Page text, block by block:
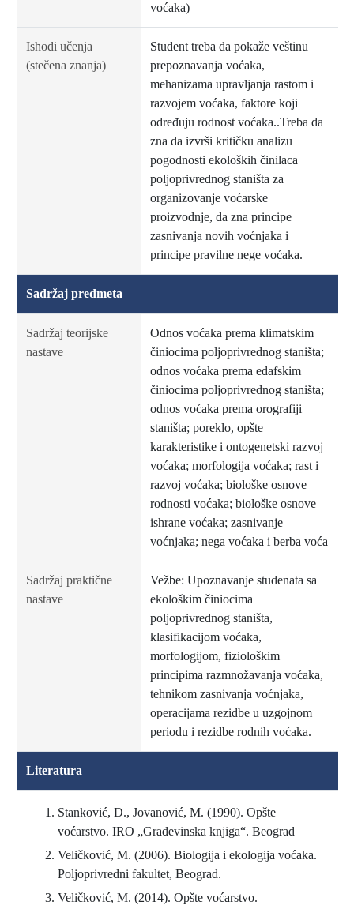
voćaka)
Ishodi učenja
(stečena znanja)
Student treba da pokaže veštinu
prepoznavanja voćaka,
mehanizama upravljanja rastom i
razvojem voćaka, faktore koji
određuju rodnost voćaka..Treba da
zna da izvrši kritičku analizu
pogodnosti ekoloških činilaca
poljoprivrednog staništa za
organizovanje voćarske
proizvodnje, da zna principe
zasnivanja novih voćnjaka i
principe pravilne nege voćaka.
Sadržaj predmeta
Sadržaj teorijske
nastave
Odnos voćaka prema klimatskim
činiocima poljoprivrednog staništa;
odnos voćaka prema edafskim
činiocima poljoprivrednog staništa;
odnos voćaka prema orografiji
staništa; poreklo, opšte
karakteristike i ontogenetski razvoj
voćaka; morfologija voćaka; rast i
razvoj voćaka; biološke osnove
rodnosti voćaka; biološke osnove
ishrane voćaka; zasnivanje
voćnjaka; nega voćaka i berba voća
Sadržaj praktične
nastave
Vežbe: Upoznavanje studenata sa
ekološkim činiocima
poljoprivrednog staništa,
klasifikacijom voćaka,
morfologijom, fiziološkim
principima razmnožavanja voćaka,
tehnikom zasnivanja voćnjaka,
operacijama rezidbe u uzgojnom
periodu i rezidbe rodnih voćaka.
Literatura
Stanković, D., Jovanović, M. (1990). Opšte
voćarstvo. IRO „Građevinska knjiga“. Beograd
Veličković, M. (2006). Biologija i ekologija voćaka.
Poljoprivredni fakultet, Beograd.
Veličković, M. (2014). Opšte voćarstvo.